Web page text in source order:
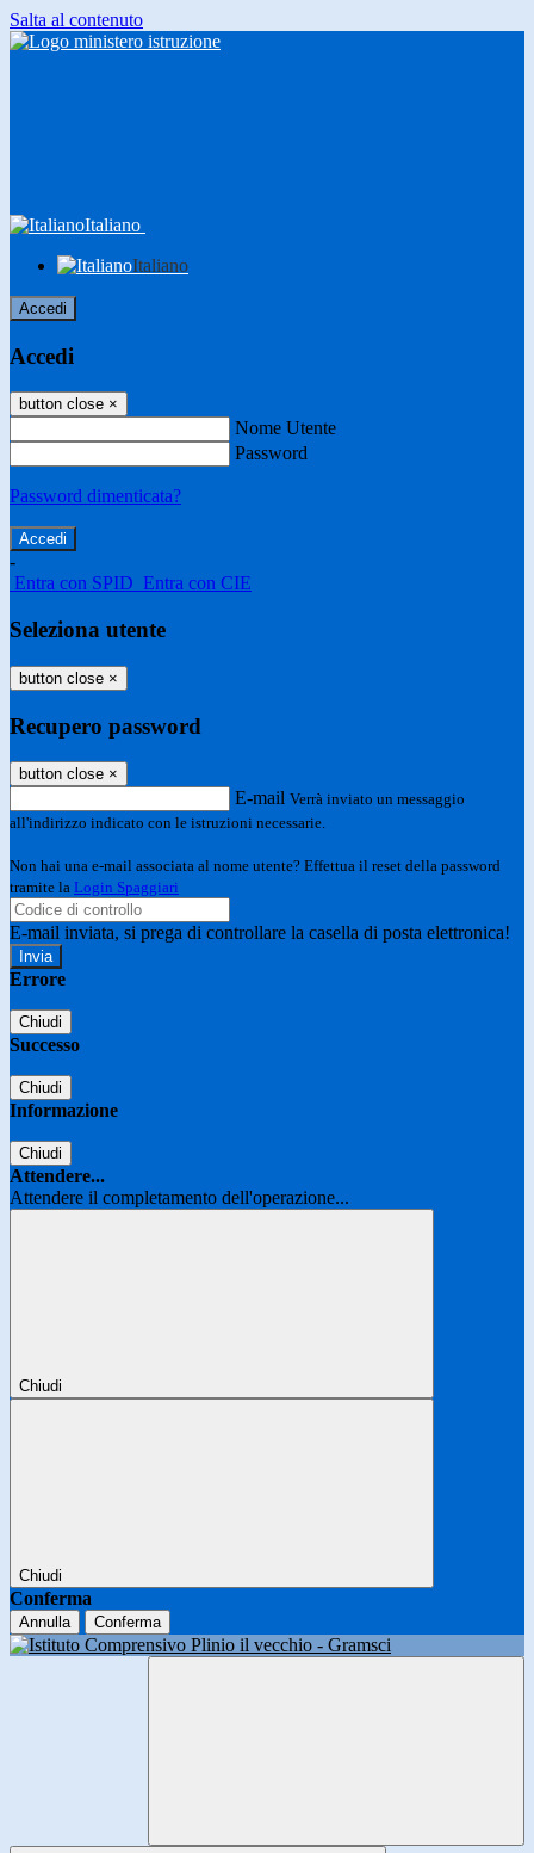
Salta al contenuto
Italiano
Italiano
Accedi
Accedi
button close ×
Nome Utente
Password
Password dimenticata?
-
Entra con SPID Entra con CIE
Seleziona utente
button close ×
Recupero password
button close ×
E-mail Verrà inviato un messaggio
all'indirizzo indicato con le istruzioni necessarie.
Non hai una e-mail associata al nome utente? Effettua il reset della password
tramite la Login Spaggiari
E-mail inviata, si prega di controllare la casella di posta elettronica!
Errore
Chiudi
Successo
Chiudi
Informazione
Chiudi
Attendere...
Attendere il completamento dell'operazione...
Chiudi
Chiudi
Conferma
Annulla Conferma